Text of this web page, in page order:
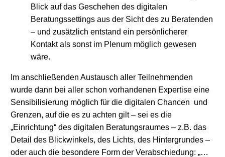
Blick auf das Geschehen des digitalen
Beratungssettings aus der Sicht des zu Beratenden
– und zusätzlich entstand ein persönlicherer
Kontakt als sonst im Plenum möglich gewesen
wäre.
Im anschließenden Austausch aller Teilnehmenden
wurde dann bei aller schon vorhandenen Expertise eine
Sensibilisierung möglich für die digitalen Chancen und
Grenzen, auf die es zu achten gilt – sei es die
„Einrichtung“ des digitalen Beratungsraumes – z.B. das
Detail des Blickwinkels, des Lichts, des Hintergrundes –
oder auch die besondere Form der Verabschiedung: „…